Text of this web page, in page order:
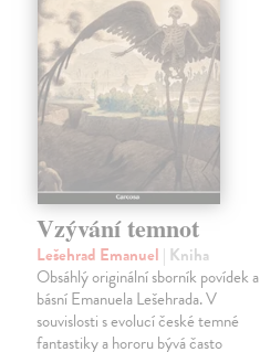
Vzývání temnot
Lešehrad Emanuel | Kniha
Obsáhlý originální sborník povídek a
básní Emanuela Lešehrada. V
souvislosti s evolucí české temné
fantastiky a hororu bývá často